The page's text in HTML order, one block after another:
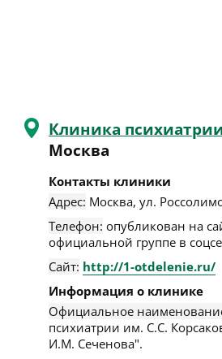
Клиника
Москва
Контакты клиники
Адрес: Москва, ул.
Телефон: опубликован на
официальной группе в
Сайт: http://1-otdelenie.ru/
Информация о клинике
Официальное
психиатрии им. С.С.
И.М. Сеченова".